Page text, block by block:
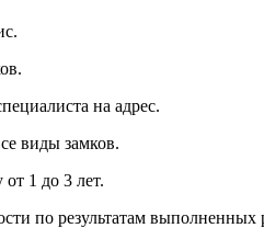
на адрес.
виды замков.
1 до 3 лет.
по результатам выполненных